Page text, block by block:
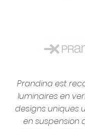
Prandina est
luminaires en
designs uniques
en suspension